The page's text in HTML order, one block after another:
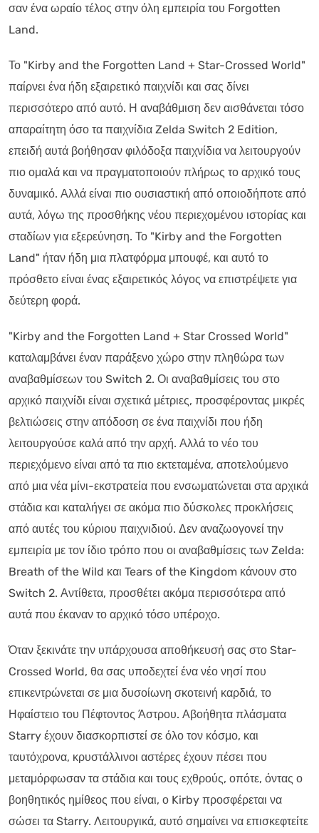
σαν ένα ωραίο τέλος στην όλη εμπειρία του Forgotten
Land.
Το "Kirby and the Forgotten Land + Star-Crossed World"
παίρνει ένα ήδη εξαιρετικό παιχνίδι και σας δίνει
περισσότερο από αυτό. Η αναβάθμιση δεν αισθάνεται τόσο
απαραίτητη όσο τα παιχνίδια Zelda Switch 2 Edition,
επειδή αυτά βοήθησαν φιλόδοξα παιχνίδια να λειτουργούν
πιο ομαλά και να πραγματοποιούν πλήρως το αρχικό τους
δυναμικό. Αλλά είναι πιο ουσιαστική από οποιοδήποτε από
αυτά, λόγω της προσθήκης νέου περιεχομένου ιστορίας και
σταδίων για εξερεύνηση. Το "Kirby and the Forgotten
Land" ήταν ήδη μια πλατφόρμα μπουφέ, και αυτό το
πρόσθετο είναι ένας εξαιρετικός λόγος να επιστρέψετε για
δεύτερη φορά.
"Kirby and the Forgotten Land + Star Crossed World"
καταλαμβάνει έναν παράξενο χώρο στην πληθώρα των
αναβαθμίσεων του Switch 2. Οι αναβαθμίσεις του στο
αρχικό παιχνίδι είναι σχετικά μέτριες, προσφέροντας μικρές
βελτιώσεις στην απόδοση σε ένα παιχνίδι που ήδη
λειτουργούσε καλά από την αρχή. Αλλά το νέο του
περιεχόμενο είναι από τα πιο εκτεταμένα, αποτελούμενο
από μια νέα μίνι-εκστρατεία που ενσωματώνεται στα αρχικά
στάδια και καταλήγει σε ακόμα πιο δύσκολες προκλήσεις
από αυτές του κύριου παιχνιδιού. Δεν αναζωογονεί την
εμπειρία με τον ίδιο τρόπο που οι αναβαθμίσεις των Zelda:
Breath of the Wild και Tears of the Kingdom κάνουν στο
Switch 2. Αντίθετα, προσθέτει ακόμα περισσότερα από
αυτά που έκαναν το αρχικό τόσο υπέροχο.
Όταν ξεκινάτε την υπάρχουσα αποθήκευσή σας στο Star-
Crossed World, θα σας υποδεχτεί ένα νέο νησί που
επικεντρώνεται σε μια δυσοίωνη σκοτεινή καρδιά, το
Ηφαίστειο του Πέφτοντος Άστρου. Αβοήθητα πλάσματα
Starry έχουν διασκορπιστεί σε όλο τον κόσμο, και
ταυτόχρονα, κρυστάλλινοι αστέρες έχουν πέσει που
μεταμόρφωσαν τα στάδια και τους εχθρούς, οπότε, όντας ο
βοηθητικός ημίθεος που είναι, ο Kirby προσφέρεται να
σώσει τα Starry. Λειτουργικά, αυτό σημαίνει να επισκεφτείτε